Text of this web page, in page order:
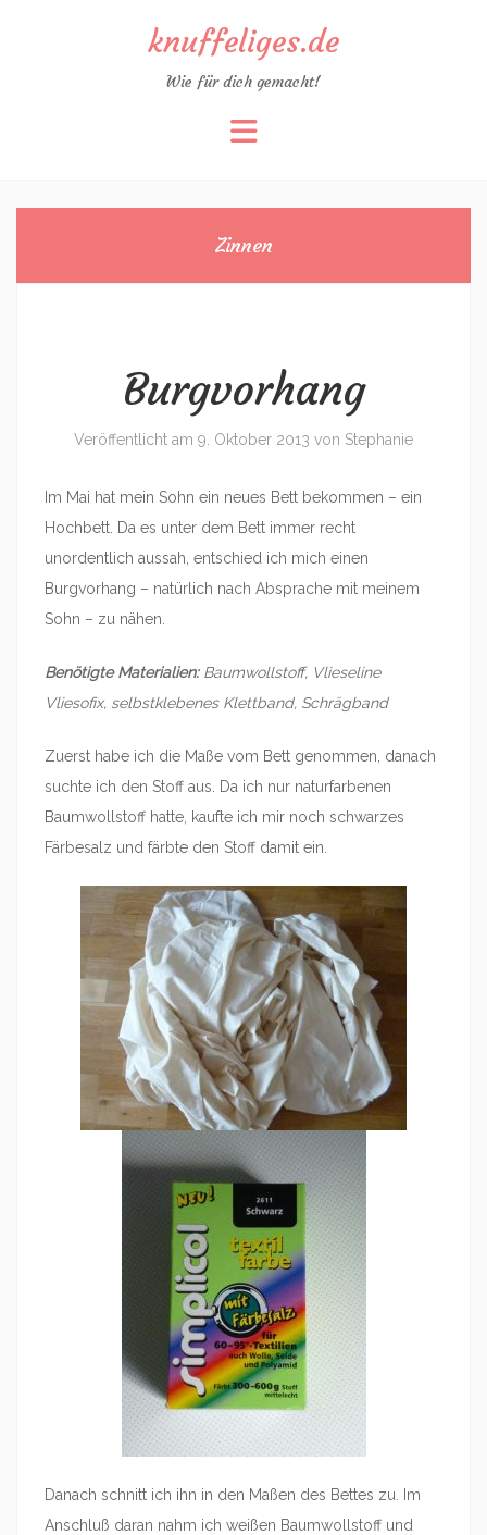
knuffeliges.de
Wie für dich gemacht!
Zinnen
Burgvorhang
Veröffentlicht am 9. Oktober 2013 von Stephanie
Im Mai hat mein Sohn ein neues Bett bekommen – ein
Hochbett. Da es unter dem Bett immer recht
unordentlich aussah, entschied ich mich einen
Burgvorhang – natürlich nach Absprache mit meinem
Sohn – zu nähen.
Benötigte Materialien:Baumwollstoff, Vlieseline
Vliesofix, selbstklebenes Klettband, Schrägband
Zuerst habe ich die Maße vom Bett genommen, danach
suchte ich den Stoff aus. Da ich nur naturfarbenen
Baumwollstoff hatte, kaufte ich mir noch schwarzes
Färbesalz und färbte den Stoff damit ein.
Danach schnitt ich ihn in den Maßen des Bettes zu. Im
Anschluß daran nahm ich weißen Baumwollstoff und